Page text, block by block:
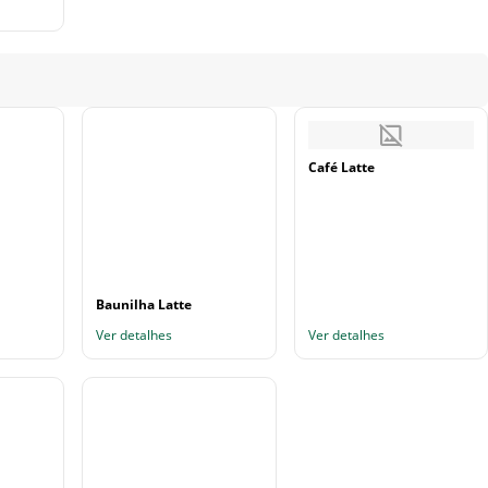
Baunilha Latte
Ver detalhes
Café Latte
Ver detalhes